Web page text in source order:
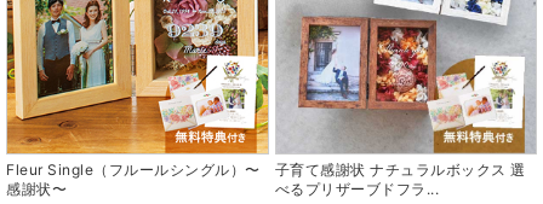
Fleur Single（フルールシングル）〜
感謝状〜
子育て感謝状 ナチュラルボックス 選
べるプリザーブドフラ...